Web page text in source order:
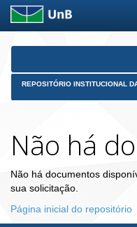
Skip
REPOSITÓRIO INSTITUCIONAL
Não há
Não há documentos
sua solicitação.
Página inicial do repositório